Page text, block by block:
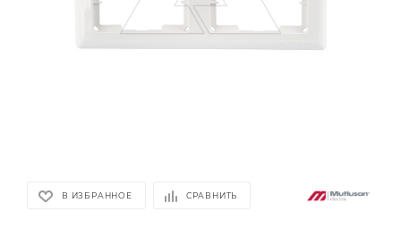
В ИЗБРАННОЕ СРАВНИТЬ